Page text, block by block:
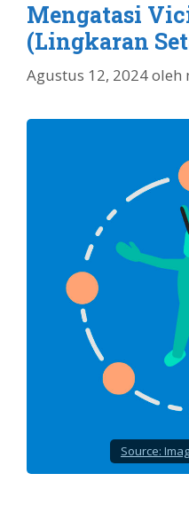
Mengatasi
(Lingkaran
Agustus 12, 2024oleh
Source: